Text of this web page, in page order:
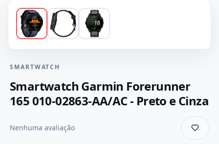
SMARTWATCH
Smartwatch Garmin Forerunner
165 010-02863-AA/AC - Preto e Cinza
Nenhuma avaliação